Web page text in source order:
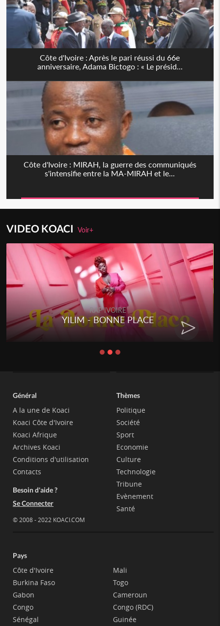
Côte d'Ivoire : Après le pari réussi du 66e
anniversaire, Adama Bictogo : « Le présid...
Côte d'Ivoire : MIRAH, la guerre des communiqués
s'intensifie entre la MA-MIRAH et le...
VIDEO KOACIVoir+
RAP IVOIRE
RENARD BARAKISSA - DOS DE
CHAT
Général
A la une de Koaci
Koaci Côte d'Ivoire
Koaci Afrique
Archives Koaci
Conditions d'utilisation
Contacts
Besoin d'aide ?
Se Connecter
© 2008 - 2022 KOACI.COM
Thèmes
Politique
Société
Sport
Economie
Culture
Technologie
Tribune
Evènement
Santé
Pays
Côte d'Ivoire
Burkina Faso
Gabon
Congo
Sénégal
Mali
Togo
Cameroun
Congo (RDC)
Guinée